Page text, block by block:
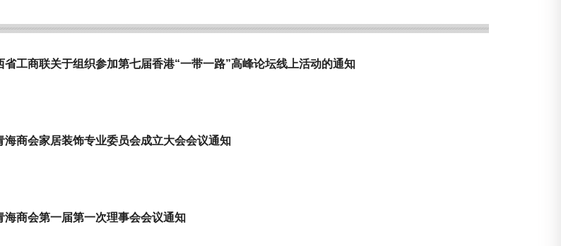
省工商联关于组织参加第七届香港“一带一路”高峰论坛线上活动的通知
海商会家居装饰专业委员会成立大会会议通知
海商会第一届第一次理事会会议通知